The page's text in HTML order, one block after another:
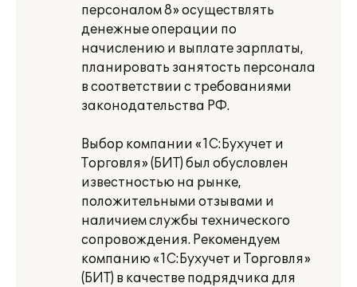
персоналом 8» осуществлять
денежные операции по
начислению и выплате зарплаты,
планировать занятость персонала
в соответствии с требованиями
законодательства РФ.
Выбор компании «1С:Бухучет и
Торговля» (БИТ) был обусловлен
известностью на рынке,
положительными отзывами и
наличием службы технического
сопровождения. Рекомендуем
компанию «1С:Бухучет и Торговля»
(БИТ) в качестве подрядчика для